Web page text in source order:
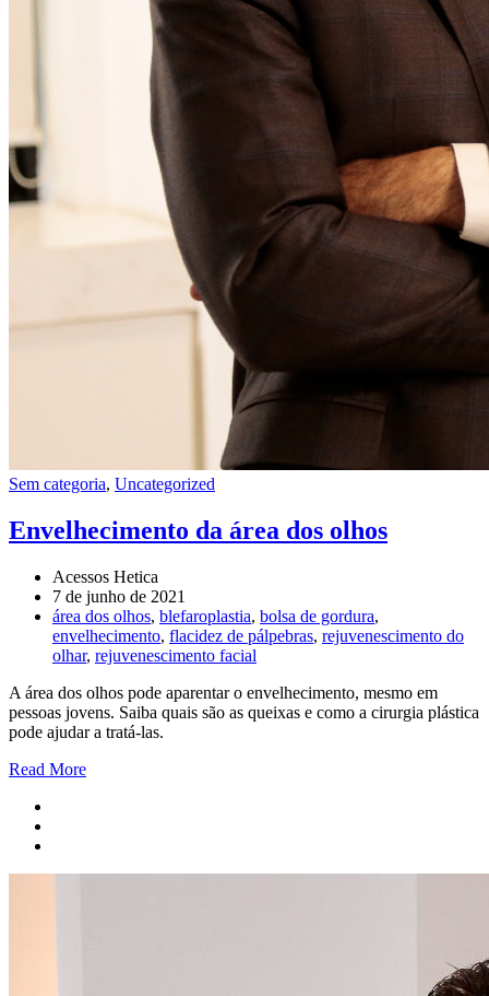
Sem categoria, Uncategorized
Envelhecimento da área dos olhos
Acessos Hetica
7 de junho de 2021
área dos olhos, blefaroplastia, bolsa de gordura,
envelhecimento, flacidez de pálpebras, rejuvenescimento do
olhar, rejuvenescimento facial
A área dos olhos pode aparentar o envelhecimento, mesmo em
pessoas jovens. Saiba quais são as queixas e como a cirurgia plástica
pode ajudar a tratá-las.
Read More